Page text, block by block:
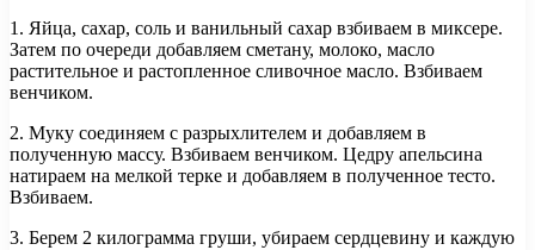
1. Яйца, сахар, соль и ванильный сахар взбиваем в миксере.
Затем по очереди добавляем сметану, молоко, масло
растительное и растопленное сливочное масло. Взбиваем
венчиком.
2. Муку соединяем с разрыхлителем и добавляем в
полученную массу. Взбиваем венчиком. Цедру апельсина
натираем на мелкой терке и добавляем в полученное тесто.
Взбиваем.
3. Берем 2 килограмма груши, убираем сердцевину и каждую